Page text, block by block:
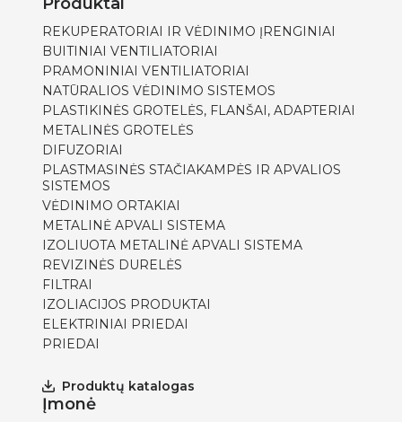
REKUPERATORIAI IR VĖDINIMO ĮRENGINIAI
BUITINIAI VENTILIATORIAI
PRAMONINIAI VENTILIATORIAI
NATŪRALIOS VĖDINIMO SISTEMOS
PLASTIKINĖS GROTELĖS, FLANŠAI, ADAPTERIAI
METALINĖS GROTELĖS
DIFUZORIAI
PLASTMASINĖS STAČIAKAMPĖS IR APVALIOS
SISTEMOS
VĖDINIMO ORTAKIAI
METALINĖ APVALI SISTEMA
IZOLIUOTA METALINĖ APVALI SISTEMA
REVIZINĖS DURELĖS
FILTRAI
IZOLIACIJOS PRODUKTAI
ELEKTRINIAI PRIEDAI
PRIEDAI
Produktų katalogas
Įmonė